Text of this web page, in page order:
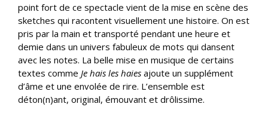
point fort de ce spectacle vient de la mise en scène des
sketches qui racontent visuellement une histoire. On est
pris par la main et transporté pendant une heure et
demie dans un univers fabuleux de mots qui dansent
avec les notes. La belle mise en musique de certains
textes comme Je hais les haies ajoute un supplément
d’âme et une envolée de rire. L’ensemble est
déton(n)ant, original, émouvant et drôlissime.